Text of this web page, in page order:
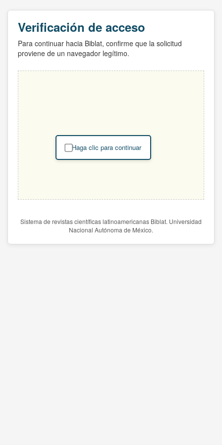
Verificación de acceso
Para continuar hacia Biblat, confirme que la solicitud
proviene de un navegador legítimo.
Haga clic para continuar
Sistema de revistas científicas latinoamericanas Biblat. Universidad
Nacional Autónoma de México.